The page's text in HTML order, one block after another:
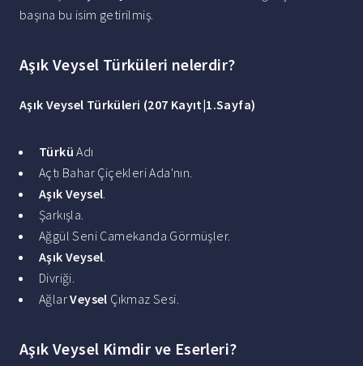
başına bu isim getirilmiş.
Aşık Veysel Türküleri nelerdir?
Aşık Veysel Türküleri (207 Kayıt|1.Sayfa)
Türkü Adı
Açtı Bahar Çiçekleri Ada'nın.
Aşık Veysel.
Şarkışla.
Ağgül Seni Camekanda Görmüşler.
Aşık Veysel.
Divriği.
AğlarVeysel Çıkmaz Sesi.
Aşık Veysel Kimdir ve Eserleri?